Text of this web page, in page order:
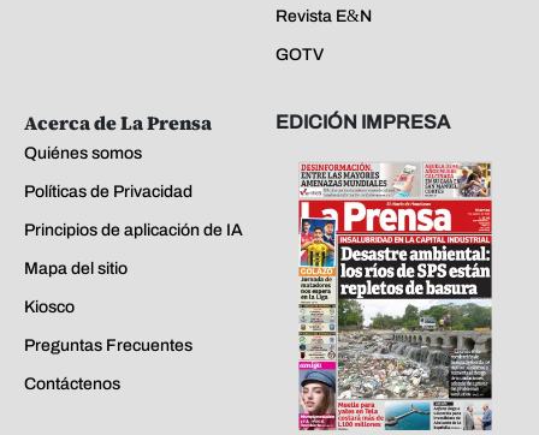
Revista E&N
GOTV
Acerca de La Prensa
Quiénes somos
Políticas de Privacidad
Principios de aplicación de IA
Mapa del sitio
Kiosco
Preguntas Frecuentes
Contáctenos
EDICIÓN IMPRESA